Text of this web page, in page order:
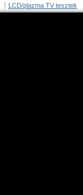
LCD/plazma TV tesztek